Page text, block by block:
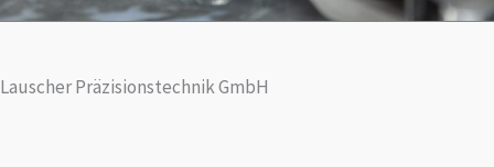
Lauscher Präzisionstechnik GmbH